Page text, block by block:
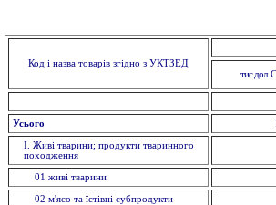
Код і назва товарів згідно з УКТЗЕД
тис.дол.
Усього
I. Живi тварини; продукти тваринного
походження
01 живi тварини
02 м'ясо та їстівнi субпродукти